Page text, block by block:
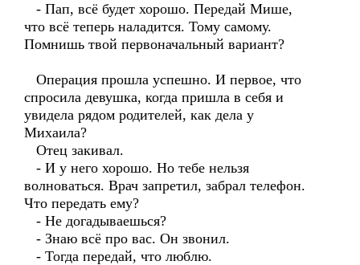
- Пап, всё будет хорошо. Передай Мише,
что всё теперь наладится. Тому самому.
Помнишь твой первоначальный вариант?
Операция прошла успешно. И первое, что
спросила девушка, когда пришла в себя и
увидела рядом родителей, как дела у
Михаила?
Отец закивал.
- И у него хорошо. Но тебе нельзя
волноваться. Врач запретил, забрал телефон.
Что передать ему?
- Не догадываешься?
- Знаю всё про вас. Он звонил.
- Тогда передай, что люблю.